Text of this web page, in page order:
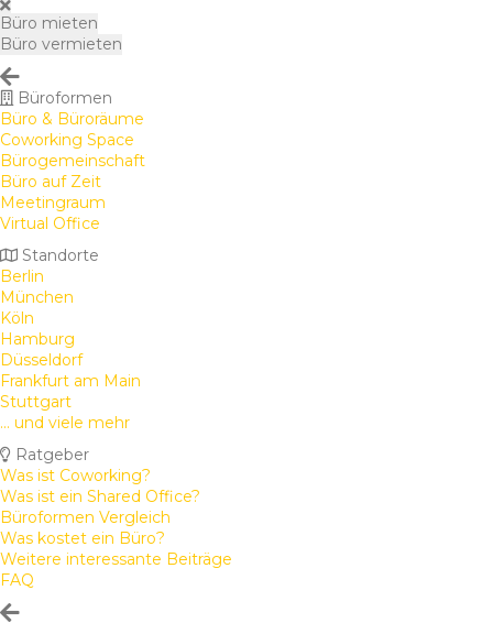
Büro mieten
Büro vermieten
Büroformen
Büro & Büroräume
Coworking Space
Bürogemeinschaft
Büro auf Zeit
Meetingraum
Virtual Office
Standorte
Berlin
München
Köln
Hamburg
Düsseldorf
Frankfurt am Main
Stuttgart
... und viele mehr
Ratgeber
Was ist Coworking?
Was ist ein Shared Office?
Büroformen Vergleich
Was kostet ein Büro?
Weitere interessante Beiträge
FAQ